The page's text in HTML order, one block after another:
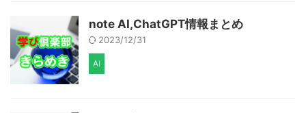
note AI,ChatGPT情報まとめ
2023/12/31
AI